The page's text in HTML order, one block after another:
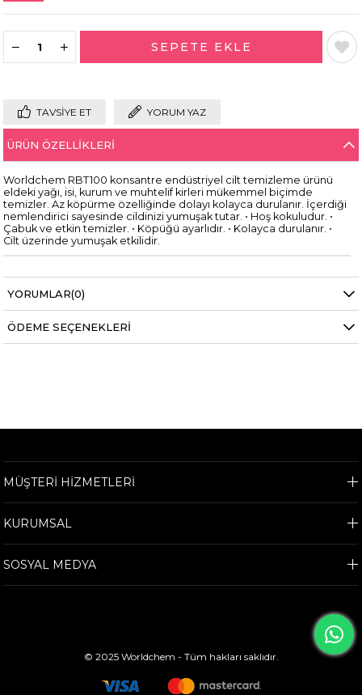
TAVSIYE ET YORUM YAZ
ÜRÜN ÖZELLIKLERI
Worldchem RBT100 konsantre endüstriyel cilt temizleme ürünü
eldeki yağı, isi, kurum ve muhtelif kirleri mükemmel biçimde
temizler. Az köpürme özelliğinde dolayı kolayca durulanır. İçerdiği
nemlendirici sayesinde cildinizi yumuşak tutar. • Hoş kokuludur. •
Çabuk ve etkin temizler. • Köpüğü ayarlıdır. • Kolayca durulanır. •
Cilt üzerinde yumuşak etkilidir.
YORUMLAR(0)
ÖDEME SEÇENEKLERI
MÜŞTERİ HİZMETLERİ
KURUMSAL
SOSYAL MEDYA
© 2025 Worldchem - Tüm hakları saklıdır.